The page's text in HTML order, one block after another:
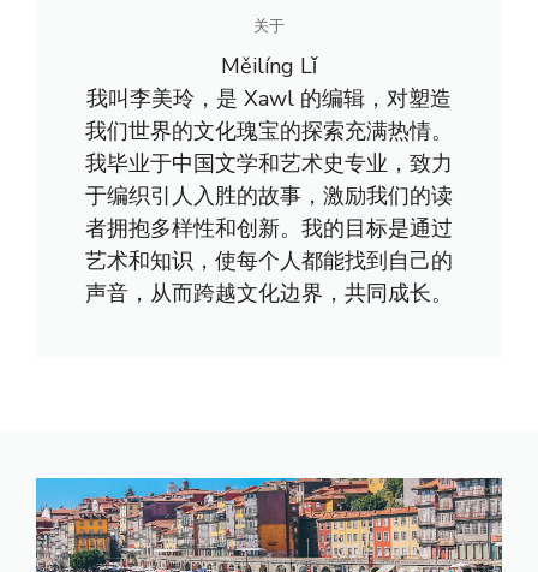
关于
Měilíng Lǐ
我叫李美玲，是 Xawl 的编辑，对塑造
我们世界的文化瑰宝的探索充满热情。
我毕业于中国文学和艺术史专业，致力
于编织引人入胜的故事，激励我们的读
者拥抱多样性和创新。我的目标是通过
艺术和知识，使每个人都能找到自己的
声音，从而跨越文化边界，共同成长。